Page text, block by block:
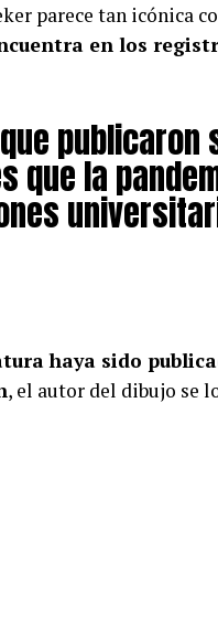
parece tan icónica
en los
publicaron
que la
haya sido
, el autor del dibujo se